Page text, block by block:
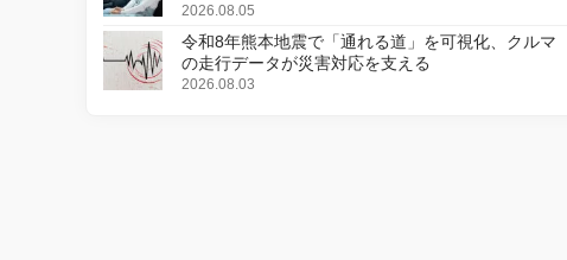
2026.08.05
令和8年熊本地震で「通れる道」を可視化、クルマ
の走行データが災害対応を支える
2026.08.03